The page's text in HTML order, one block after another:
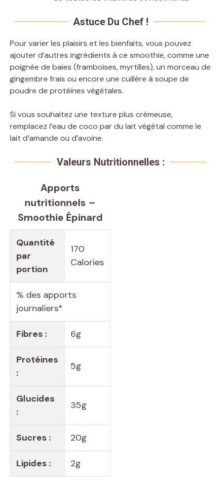
Astuce Du Chef !
Pour varier les plaisirs et les bienfaits, vous pouvez
ajouter d’autres ingrédients à ce smoothie, comme une
poignée de baies (framboises, myrtilles), un morceau de
gingembre frais ou encore une cuillère à soupe de
poudre de protéines végétales.
Si vous souhaitez une texture plus crémeuse,
remplacez l’eau de coco par du lait végétal comme le
lait d’amande ou d’avoine.
Valeurs Nutritionnelles :
Apports
nutritionnels –
Smoothie Épinard
Quantité
par
portion
170
Calories
% des apports
journaliers*
Fibres : 6g
Protéines
:
5g
Glucides
:
35g
Sucres : 20g
Lipides : 2g